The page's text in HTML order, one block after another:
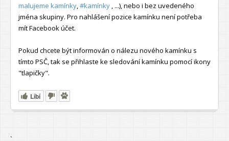
malujeme kamínky #kamínky , ...), nebo i bez uvedeného
jména skupiny. Pro nahlášení pozice kamínku není potřeba
mít Facebook účet.
Pokud chcete být informován o nálezu nového kamínku s
tímto PSČ, tak se přihlaste ke sledování kamínku pomocí ikony
"tlapičky".
Líbí
`